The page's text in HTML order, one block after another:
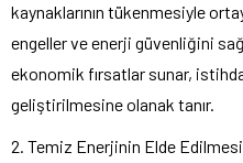
kaynaklarının tükenmesiyle
engeller ve enerji güvenliğini
ekonomik fırsatlar sunar,
geliştirilmesine olanak tanır.
2. Temiz Enerjinin Elde